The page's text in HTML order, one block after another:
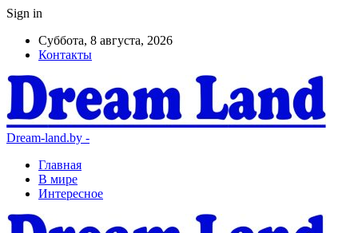
Sign in
Суббота, 8 августа, 2026
Контакты
Dream-land.by -
Главная
В мире
Интересное